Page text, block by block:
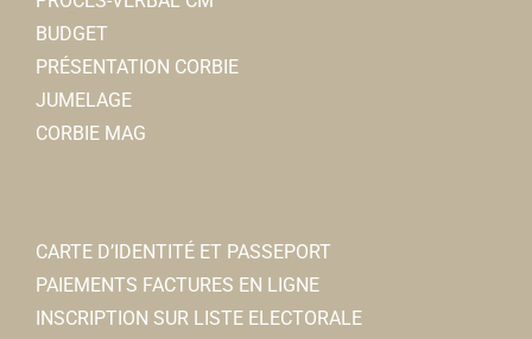
BUDGET
PRÉSENTATION CORBIE
JUMELAGE
CORBIE MAG
CARTE D’IDENTITÉ ET PASSEPORT
PAIEMENTS FACTURES EN LIGNE
INSCRIPTION SUR LISTE ELECTORALE